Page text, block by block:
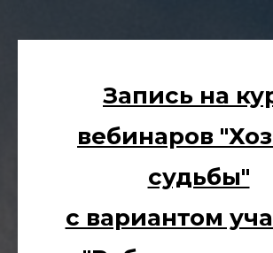
Запись на
вебинаров
судьбы"
с вариантом